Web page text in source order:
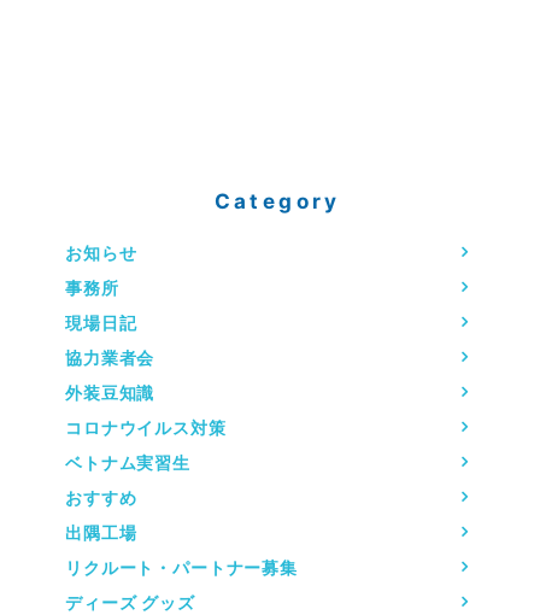
Category
お知らせ
事務所
現場日記
協力業者会
外装豆知識
コロナウイルス対策
ベトナム実習生
おすすめ
出隅工場
リクルート・パートナー募集
ディーズ グッズ